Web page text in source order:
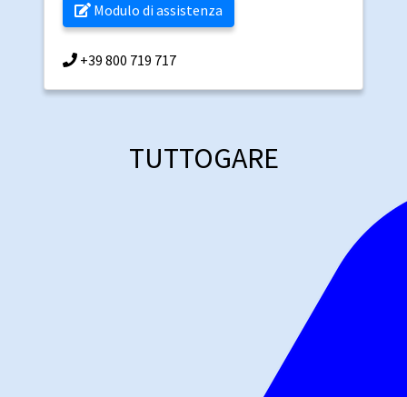
Modulo di assistenza
+39 800 719 717
TUTTOGARE